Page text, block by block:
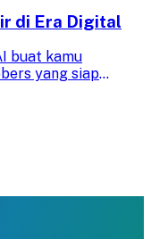
di Era Digital
buat kamu
yang siap